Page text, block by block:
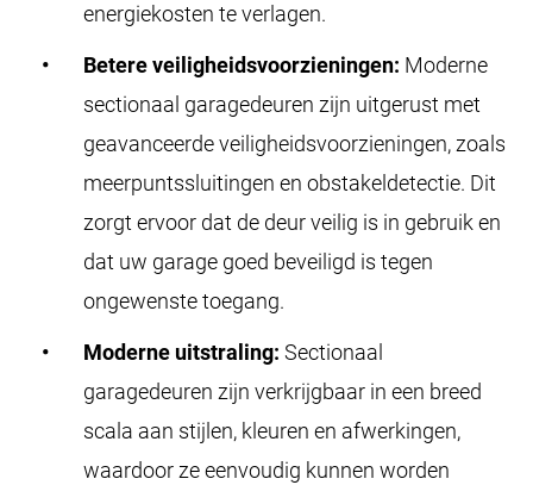
energiekosten te verlagen.
Betere veiligheidsvoorzieningen: Moderne
sectionaal garagedeuren zijn uitgerust met
geavanceerde veiligheidsvoorzieningen, zoals
meerpuntssluitingen en obstakeldetectie. Dit
zorgt ervoor dat de deur veilig is in gebruik en
dat uw garage goed beveiligd is tegen
ongewenste toegang.
Moderne uitstraling: Sectionaal
garagedeuren zijn verkrijgbaar in een breed
scala aan stijlen, kleuren en afwerkingen,
waardoor ze eenvoudig kunnen worden